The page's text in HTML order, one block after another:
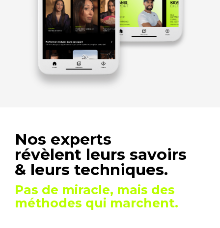
Nos experts
révèlent leurs savoirs
& leurs techniques.
Pas de miracle, mais des
méthodes qui marchent.